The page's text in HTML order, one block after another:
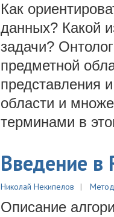
Как
данных? Какой
задачи?
предметной
представления
области и
терминами в
Введение в
Николай Некипелов
Описание